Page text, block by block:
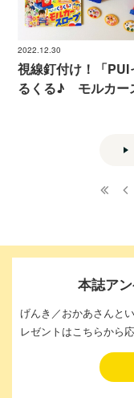
2022.12.30
視線釘付け！「PUI
るくる♪ モルカー
本誌ア
げんき／おかあさんと
レゼントはこちらから